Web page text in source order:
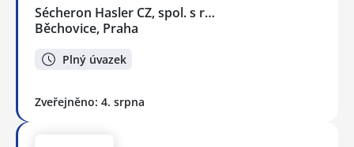
Sécheron Hasler CZ, spol. s r…
Běchovice, Praha
Plný úvazek
Zveřejněno: 4. srpna